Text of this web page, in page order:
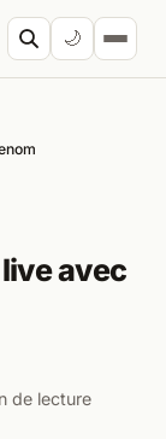
🌙
avec
de lecture